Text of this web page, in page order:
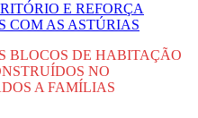
E REFORÇA
COM AS ASTÚRIAS
BLOCOS DE HABITAÇÃO
NO
A FAMÍLIAS